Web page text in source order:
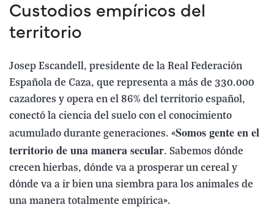
Custodios empíricos del
territorio
Josep Escandell, presidente de la Real Federación
Española de Caza, que representa a más de 330.000
cazadores y opera en el 86% del territorio español,
conectó la ciencia del suelo con el conocimiento
acumulado durante generaciones. «Somos gente en el
territorio de una manera secular. Sabemos dónde
crecen hierbas, dónde va a prosperar un cereal y
dónde va a ir bien una siembra para los animales de
una manera totalmente empírica».